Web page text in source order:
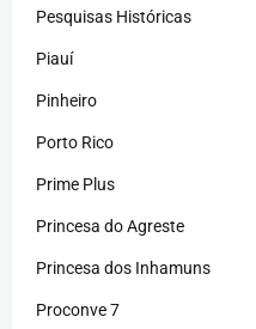
Pesquisas Históricas
Piauí
Pinheiro
Porto Rico
Prime Plus
Princesa do Agreste
Princesa dos Inhamuns
Proconve 7